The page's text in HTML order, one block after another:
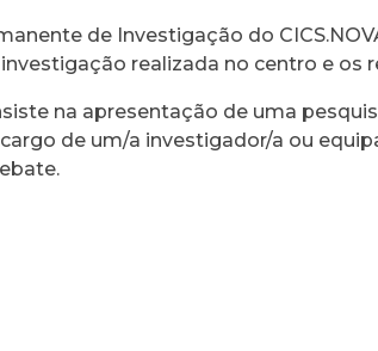
de Investigação do
realizada no centro e
na apresentação de uma
de um/a investigador/a ou